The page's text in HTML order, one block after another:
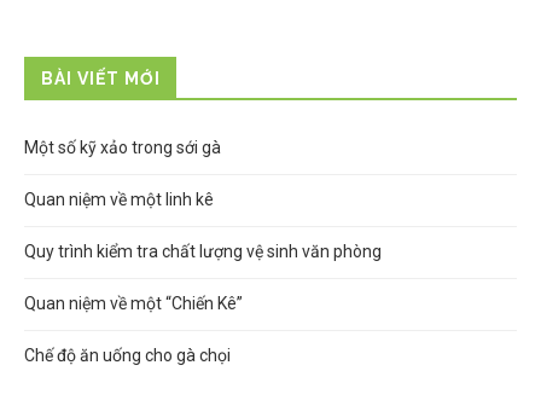
BÀI VIẾT MỚI
Một số kỹ xảo trong sới gà
Quan niệm về một linh kê
Quy trình kiểm tra chất lượng vệ sinh văn phòng
Quan niệm về một “Chiến Kê”
Chế độ ăn uống cho gà chọi